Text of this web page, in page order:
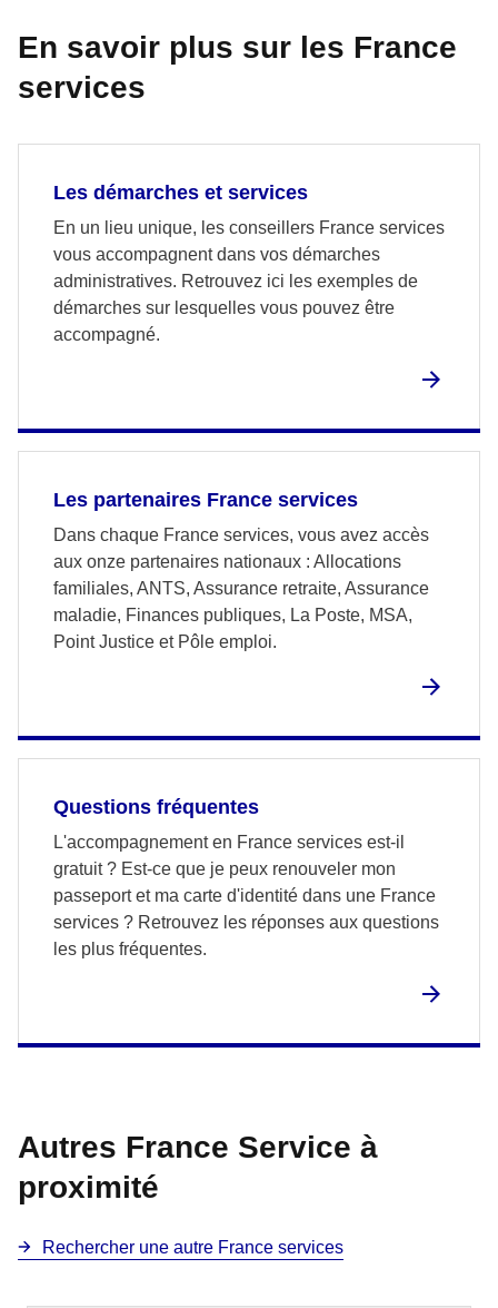
En savoir plus sur les France
services
Les démarches et services
En un lieu unique, les conseillers France services
vous accompagnent dans vos démarches
administratives. Retrouvez ici les exemples de
démarches sur lesquelles vous pouvez être
accompagné.
Les partenaires France services
Dans chaque France services, vous avez accès
aux onze partenaires nationaux : Allocations
familiales, ANTS, Assurance retraite, Assurance
maladie, Finances publiques, La Poste, MSA,
Point Justice et Pôle emploi.
Questions fréquentes
L'accompagnement en France services est-il
gratuit ? Est-ce que je peux renouveler mon
passeport et ma carte d'identité dans une France
services ? Retrouvez les réponses aux questions
les plus fréquentes.
Autres France Service à
proximité
Rechercher une autre France services